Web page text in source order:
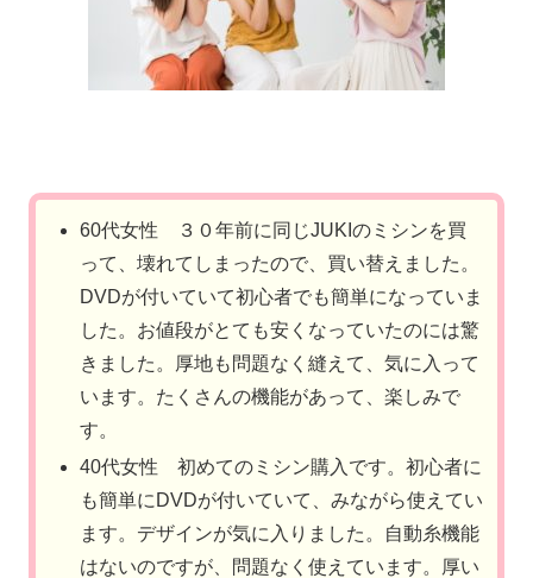
60代女性 ３０年前に同じJUKIのミシンを買
って、壊れてしまったので、買い替えました。
DVDが付いていて初心者でも簡単になっていま
した。お値段がとても安くなっていたのには驚
きました。厚地も問題なく縫えて、気に入って
います。たくさんの機能があって、楽しみで
す。
40代女性 初めてのミシン購入です。初心者に
も簡単にDVDが付いていて、みながら使えてい
ます。デザインが気に入りました。自動糸機能
はないのですが、問題なく使えています。厚い